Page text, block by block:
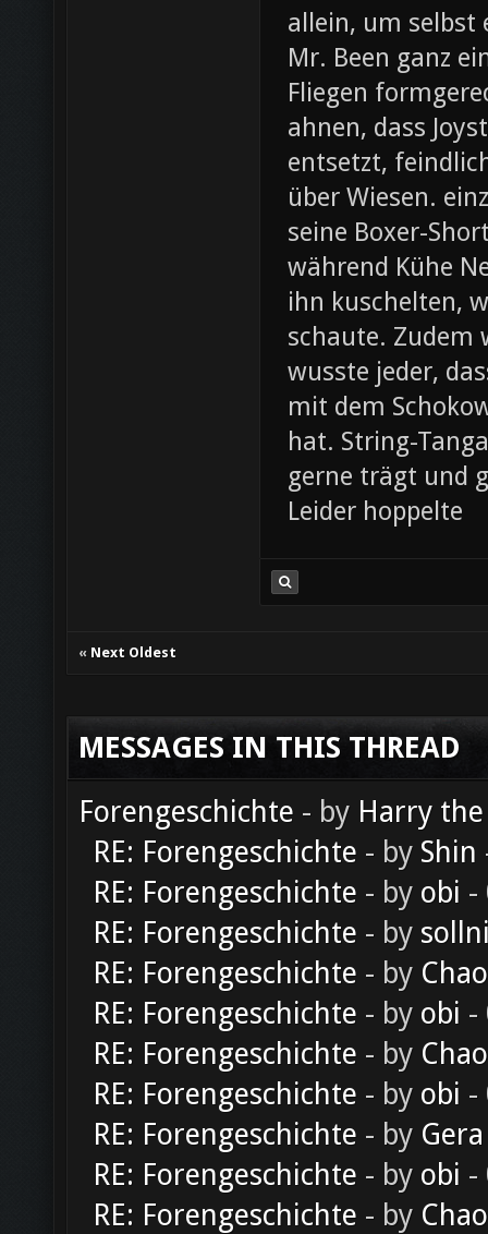
allein, um selbst
Mr. Been ganz
Fliegen
ahnen, dass
entsetzt,
über Wiesen.
seine Boxer-
während Kühe
ihn kuschelten,
schaute. Zudem
wusste jeder,
mit dem
hat. String-
gerne trägt und
Leider hoppelte
« Next Oldest
MESSAGES IN THIS THREAD
Forengeschichte - by Harry
RE: Forengeschichte - by Shin
RE: Forengeschichte - by obi -
RE: Forengeschichte - by
RE: Forengeschichte - by
RE: Forengeschichte - by obi -
RE: Forengeschichte - by
RE: Forengeschichte - by obi -
RE: Forengeschichte - by Gera
RE: Forengeschichte - by obi -
RE: Forengeschichte - by